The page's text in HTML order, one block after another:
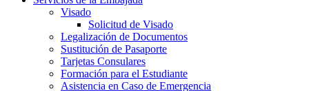
Visado
Solicitud de Visado
Legalización de Documentos
Sustitución de Pasaporte
Tarjetas Consulares
Formación para el Estudiante
Asistencia en Caso de Emergencia